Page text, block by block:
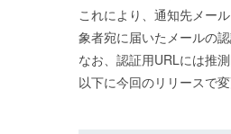
これにより、通知先メー
象者宛に届いたメールの
なお、認証用URLには推
以下に今回のリリースで